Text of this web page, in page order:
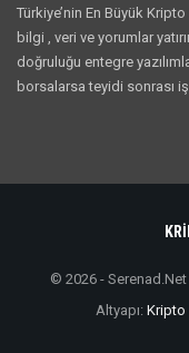
Türkiye’nin En Büyük
bilgi , veri ve yorumlar
doğruluğu entegre
borsalarsa teyidi sonrası
© 2026 - Serenad.Net
Altyapı: Kripto